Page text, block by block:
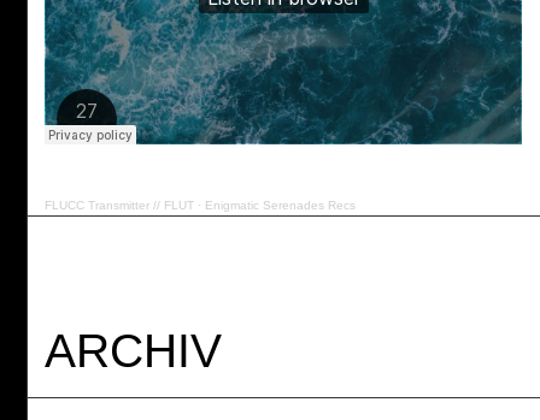
FLUCC Transmitter // FLUT · Enigmatic Serenades Recs
ARCHIV